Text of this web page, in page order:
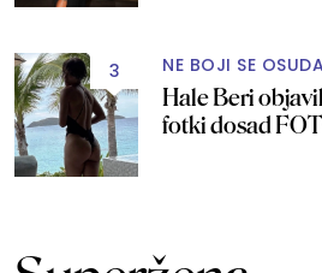
3 NE BOJI SE
Hale Beri
fotki dosad